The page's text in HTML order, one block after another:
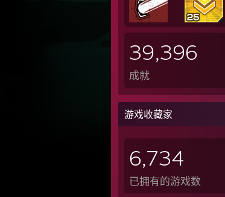
39,396
成就
游戏收藏家
6,734
已拥有的游戏数